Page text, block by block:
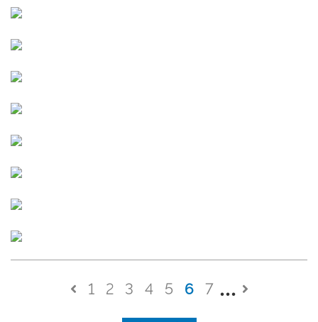
1 2 3 4 5 6 7